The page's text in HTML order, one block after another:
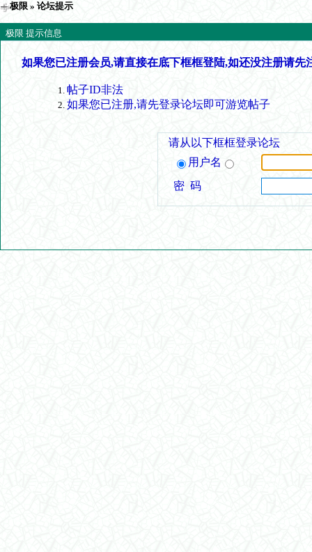
极限 » 论坛提示
极限 提示信息
如果您已注册会员,请直接在底下框框登陆,如还没注册请先
帖子ID非法
如果您已注册,请先登录论坛即可游览帖子
请从以下框框登录论坛
用户名
密 码